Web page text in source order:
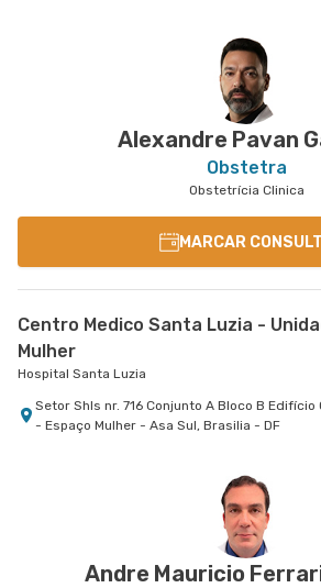
Alexandre Pavan
Obstetra
Obstetrícia Clinica
MARCAR
Centro Medico Santa Luzia -
Mulher
Hospital Santa Luzia
Setor Shls nr. 716 Conjunto A Bloco B Edifício
- Espaço Mulher - Asa Sul, Brasilia - DF
Andre Mauricio